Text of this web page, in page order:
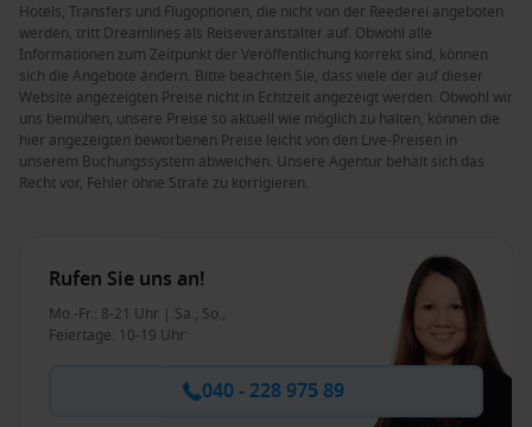
Hotels, Transfers und Flugoptionen, die nicht von der Reederei angeboten
werden, tritt Dreamlines als Reiseveranstalter auf. Obwohl alle
Informationen zum Zeitpunkt der Veröffentlichung korrekt sind, können
sich die Angebote ändern. Bitte beachten Sie, dass viele der auf dieser
Website angezeigten Preise nicht in Echtzeit angezeigt werden. Obwohl wir
uns bemühen, unsere Preise so aktuell wie möglich zu halten, können die
hier angezeigten beworbenen Preise leicht von den Live-Preisen in
unserem Buchungssystem abweichen. Unsere Agentur behält sich das
Recht vor, Fehler ohne Strafe zu korrigieren.
Rufen Sie uns an!
Mo.-Fr.: 8-21 Uhr | Sa., So.,
Feiertage: 10-19 Uhr
040 - 228 975 89